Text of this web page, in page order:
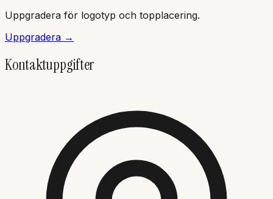
Uppgradera för logotyp och topplacering.
Uppgradera →
Kontaktuppgifter